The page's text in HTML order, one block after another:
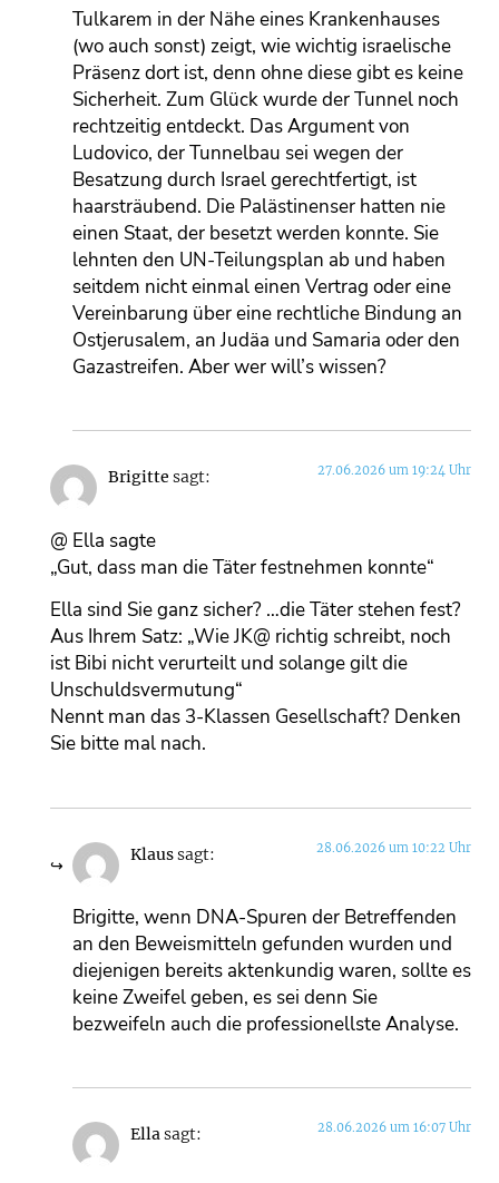
Tulkarem in der Nähe eines Krankenhauses
(wo auch sonst) zeigt, wie wichtig israelische
Präsenz dort ist, denn ohne diese gibt es keine
Sicherheit. Zum Glück wurde der Tunnel noch
rechtzeitig entdeckt. Das Argument von
Ludovico, der Tunnelbau sei wegen der
Besatzung durch Israel gerechtfertigt, ist
haarsträubend. Die Palästinenser hatten nie
einen Staat, der besetzt werden konnte. Sie
lehnten den UN-Teilungsplan ab und haben
seitdem nicht einmal einen Vertrag oder eine
Vereinbarung über eine rechtliche Bindung an
Ostjerusalem, an Judäa und Samaria oder den
Gazastreifen. Aber wer will’s wissen?
Brigitte sagt: 27.06.2026 um 19:24 Uhr
@ Ella sagte
„Gut, dass man die Täter festnehmen konnte“
Ella sind Sie ganz sicher? …die Täter stehen fest?
Aus Ihrem Satz: „Wie JK@ richtig schreibt, noch
ist Bibi nicht verurteilt und solange gilt die
Unschuldsvermutung“
Nennt man das 3-Klassen Gesellschaft? Denken
Sie bitte mal nach.
Klaussagt: 28.06.2026 um 10:22 Uhr
Brigitte, wenn DNA-Spuren der Betreffenden
an den Beweismitteln gefunden wurden und
diejenigen bereits aktenkundig waren, sollte es
keine Zweifel geben, es sei denn Sie
bezweifeln auch die professionellste Analyse.
Ellasagt: 28.06.2026 um 16:07 Uhr